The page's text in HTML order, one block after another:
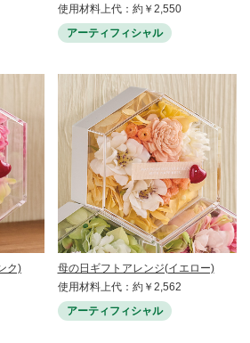
使用材料上代：約￥2,550
アーティフィシャル
ク)
母の日ギフトアレンジ(イエロー)
使用材料上代：約￥2,562
アーティフィシャル